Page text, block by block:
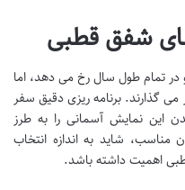
شفق قطبی
تمام طول سال رخ می دهد، اما
گذارند. برنامه ریزی دقیق سفر
این نمایش آسمانی را به طرز
شاید به اندازه انتخاب
اهمیت داشته باشد.